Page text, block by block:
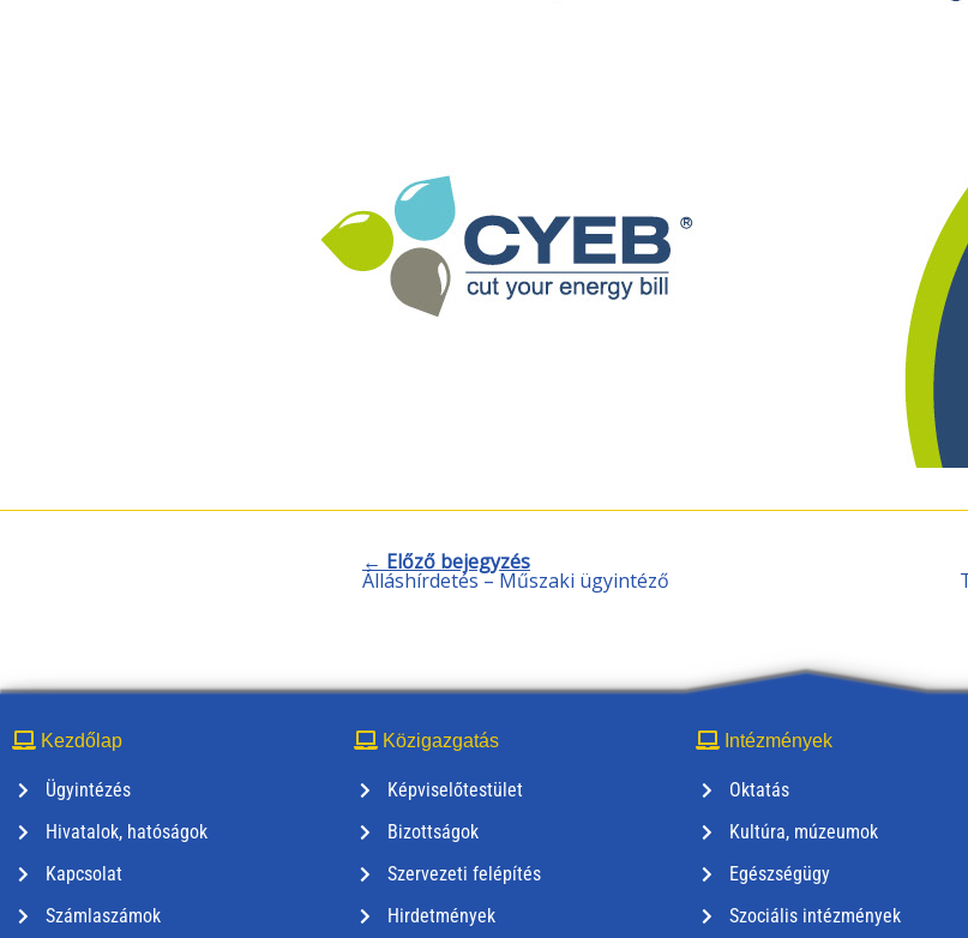
← Előző bejegyzés
Álláshírdetés – Műszaki ügyintéző
Kezdőlap
Ügyintézés
Hivatalok, hatóságok
Kapcsolat
Számlaszámok
Közigazgatás
Képviselőtestület
Bizottságok
Szervezeti felépítés
Hirdetmények
Intézmények
Oktatás
Kultúra, múzeumok
Egészségügy
Szociális intézmények